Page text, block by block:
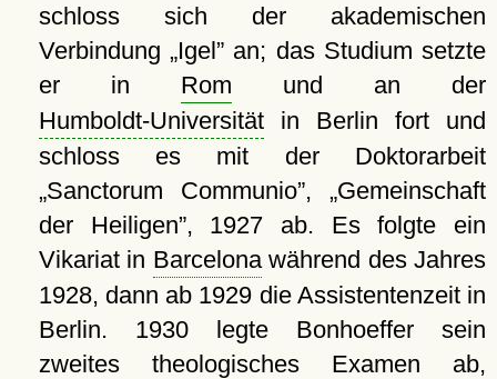
schloss sich der akademischen
Verbindung Igel
an; das Studium setzte
er in Rom und an der
Humboldt-Universitätin Berlin fort und
schloss es mit der Doktorarbeit
Sanctorum Communio ,
Gemeinschaft
der Heiligen , 1927 ab. Es folgte ein
Vikariat in Barcelonawährend des Jahres
1928, dann ab 1929 die Assistentenzeit in
Berlin. 1930 legte Bonhoeffer sein
zweites theologisches Examen ab,